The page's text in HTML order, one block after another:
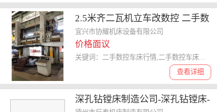
2.5米齐二瓦机立车改数控 二手数
控车床
宜兴市协耀机床设备有限公司
价格面议
查看详细
深孔钻镗床制造公司-深孔钻镗床-